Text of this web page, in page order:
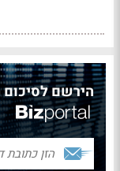
הירשם לסיכום